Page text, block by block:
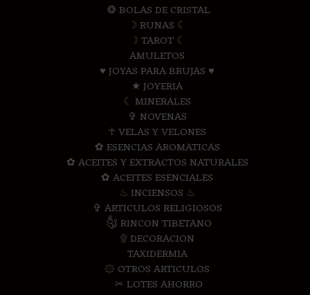
❂ BOLAS DE CRISTAL
☽ RUNAS ☾
☽ TAROT ☾
AMULETOS
♥ JOYAS PARA BRUJAS ♥
★ JOYERIA
☾ MINERALES
✞ NOVENAS
☥ VELAS Y VELONES
✿ ESENCIAS AROMATICAS
✿ ACEITES Y EXTRACTOS NATURALES
✿ ACEITES ESENCIALES
♨ INCIENSOS ♨
✞ ARTICULOS RELIGIOSOS
༃ RINCON TIBETANO
۩ DECORACION
TAXIDERMIA
۞ OTROS ARTICULOS
✂ LOTES AHORRO